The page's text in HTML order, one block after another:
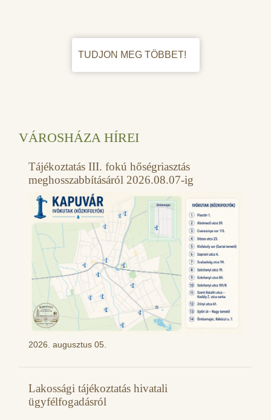
TUDJON MEG TÖBBET!
VÁROSHÁZA HÍREI
Tájékoztatás III. fokú hőségriasztás
meghosszabbításáról 2026.08.07-ig
2026. augusztus 05.
Lakossági tájékoztatás hivatali
ügyfélfogadásról